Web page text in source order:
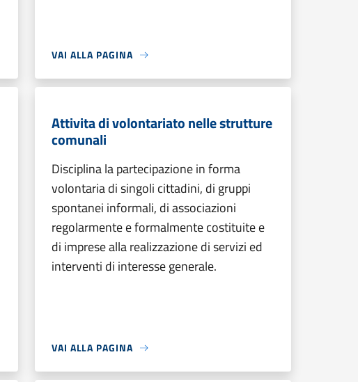
VAI ALLA PAGINA
Attivita di volontariato nelle strutture
comunali
Disciplina la partecipazione in forma
volontaria di singoli cittadini, di gruppi
spontanei informali, di associazioni
regolarmente e formalmente costituite e
di imprese alla realizzazione di servizi ed
interventi di interesse generale.
VAI ALLA PAGINA